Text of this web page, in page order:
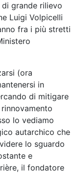
grande rilievo
Luigi Volpicelli
fra i più stretti
(ora
in
di mitigare
lo vediamo
autarchico che
lo sguardo
e
il fondatore